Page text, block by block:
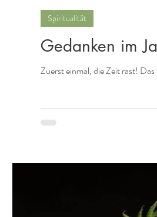
Gedanken im
Zuerst einmal, die Zeit rast!
Spiritualität